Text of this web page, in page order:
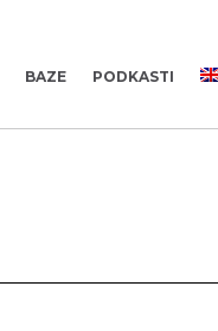
BAZE PODKASTI